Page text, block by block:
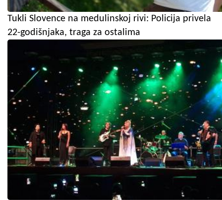
Tukli Slovence na medulinskoj rivi: Policija privela
22-godišnjaka, traga za ostalima